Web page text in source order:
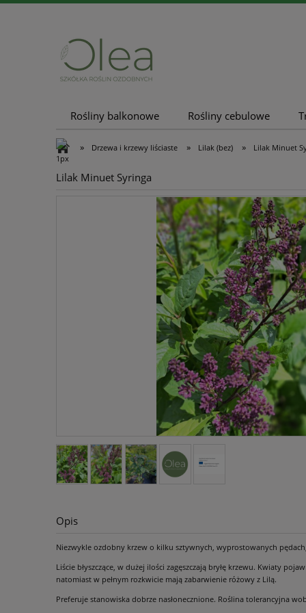
Rośliny balkonowe Rośliny cebulowe
Nowości
Promocje
» Drzewa i krzewy liściaste » Lilak (bez) » Lilak Minuet
Lilak Minuet Syringa
Opis
Niezwykle ozdobny krzew o kilku sztywnych, wyprostowanych
Liście błyszczące, w dużej ilości zagęszczają bryłę krzewu. Kwiaty
natomiast w pełnym rozkwicie mają zabarwienie różowy z Lilą.
Preferuje stanowiska dobrze nasłonecznione. Roślina tolerancyjna